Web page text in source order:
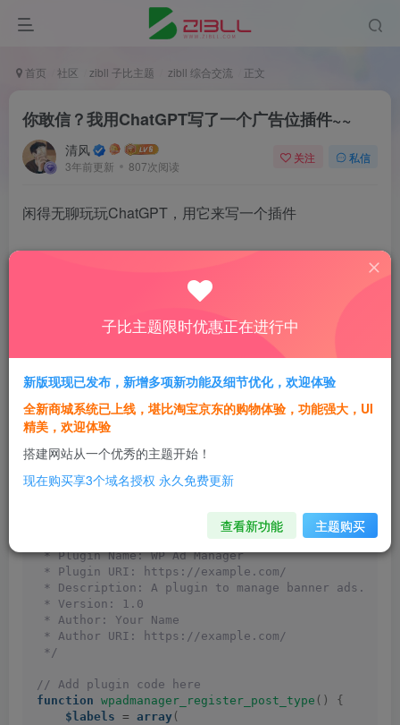
首页 社区 zibll 子比主题 zibll 综合交流 正文
你敢信？我用ChatGPT写了一个广告位插件~~
清风
3年前更新 807次阅读
关注 私信
闲得无聊玩玩ChatGPT，用它来写一个插件
他可以在wordpress文章中显示横幅图片广
告，我可以在后台管理广告内容和设置允许被
展现次数额度，当额度为0的广告将自动变为
下架状态
他的代码：
* Plugin Name: WP Ad Manager
* Plugin URI: https://example.com/
* Description: A plugin to manage banner ads.
* Version: 1.0
* Author: Your Name
* Author URI: https://example.com/
*/
// Add plugin code here
function wpadmanager_register_post_type ()
{
$labels = array (
子比主题限时优惠正在进行中
新版现现已发布，新增多项新功能及细节优化，欢迎体验
全新商城系统已上线，堪比淘宝京东的购物体验，功能强大，UI
精美，欢迎体验
搭建网站从一个优秀的主题开始！
现在购买享3个域名授权 永久免费更新
查看新功能 主题购买